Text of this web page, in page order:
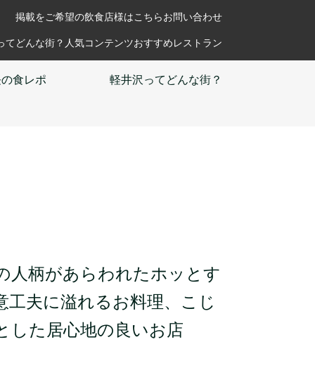
掲載をご希望の飲食店様はこちらお問い合わせ
てどんな街？ 人気コンテンツおすすめレストラン
食レポ 軽井沢って どんな街？
人柄があらわれたホッとす
工夫に溢れるお料理、こじ
した居心地の良いお店